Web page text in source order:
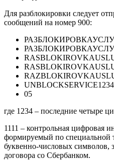
Для разблокировки следует
сообщений на номер 900:
05
где 1234 – последние четыре
1111 – контрольная цифровая
формируемый по специальной
буквенно-числовых символов,
договора со Сбербанком.